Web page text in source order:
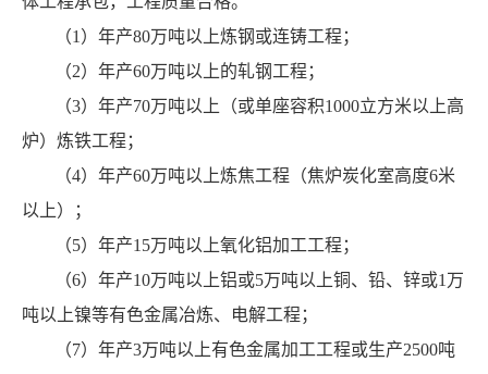
（1）年产80万吨以上炼钢或连铸工程；
（2）年产60万吨以上的轧钢工程；
（3）年产70万吨以上（或单座容积1000立方米以上高
炉）炼铁工程；
（4）年产60万吨以上炼焦工程（焦炉炭化室高度6米
以上）；
（5）年产15万吨以上氧化铝加工工程；
（6）年产10万吨以上铝或5万吨以上铜、铅、锌或1万
吨以上镍等有色金属冶炼、电解工程；
（7）年产3万吨以上有色金属加工工程或生产2500吨